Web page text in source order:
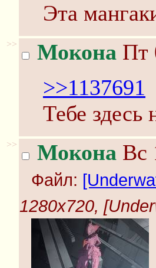
Эта
>> Мокона Пт
>>1137691
Тебе здесь
>> Мокона Вс
Файл:
1280x720,